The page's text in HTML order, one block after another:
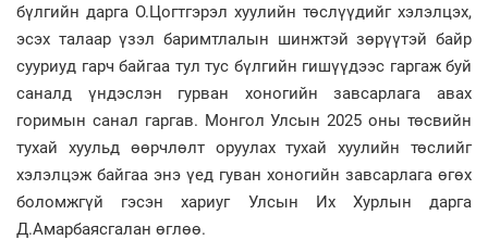
бүлгийн дарга О.Цогтгэрэл хуулийн төслүүдийг хэлэлцэх,
эсэх талаар үзэл баримтлалын шинжтэй зөрүүтэй байр
сууриуд гарч байгаа тул тус бүлгийн гишүүдээс гаргаж буй
саналд үндэслэн гурван хоногийн завсарлага авах
горимын санал гаргав. Монгол Улсын 2025 оны төсвийн
тухай хуульд өөрчлөлт оруулах тухай хуулийн төслийг
хэлэлцэж байгаа энэ үед гуван хоногийн завсарлага өгөх
боломжгүй гэсэн хариуг Улсын Их Хурлын дарга
Д.Амарбаясгалан өглөө.